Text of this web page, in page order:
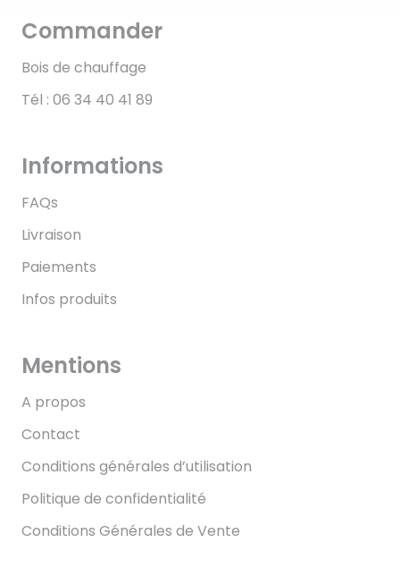
Commander
Bois de chauffage
Tél : 06 34 40 41 89
Informations
FAQs
Livraison
Paiements
Infos produits
Mentions
A propos
Contact
Conditions générales d’utilisation
Politique de confidentialité
Conditions Générales de Vente